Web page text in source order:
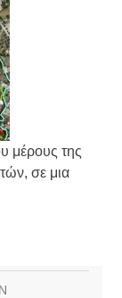
μέρους της
σε μια